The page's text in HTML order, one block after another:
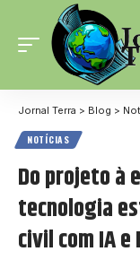
Jornal Terra > Blog >
NOTÍCIAS
Do projeto à
tecnologia
civil com IA e